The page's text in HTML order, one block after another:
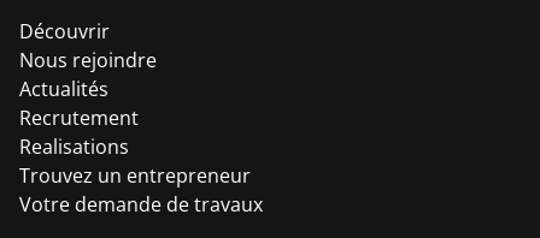
Découvrir
Nous rejoindre
Actualités
Recrutement
Realisations
Trouvez un entrepreneur
Votre demande de travaux